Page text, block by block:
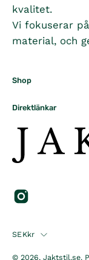
kvalitet.
Vi fokuserar
material, och
Shop
Direktlänkar
Country
SEKkr
© 2026, Jaktstil.se.